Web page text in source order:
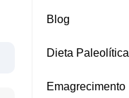
Blog
Dieta Paleolítica
Emagrecimento